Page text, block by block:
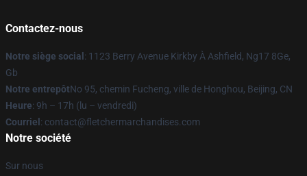
Contactez-nous
Notre siège social : 1123 Berry Avenue Kirkby À Ashfield, Ng17 8Ge,
Gb
Notre entrepôtNo 95, chemin Fucheng, ville de Honghou, Beijing, CN
Heure: 9h – 17h (lu – vendredi)
Courriel : contact@fletchermarchandises.com
Notre société
Sur nous